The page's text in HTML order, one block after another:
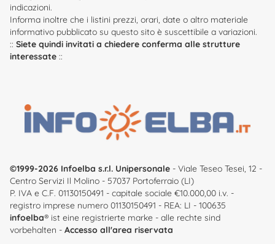
indicazioni.
Informa inoltre che i listini prezzi, orari, date o altro materiale
informativo pubblicato su questo sito è suscettibile a variazioni.
:: Siete quindi invitati a chiedere conferma alle strutture
interessate ::
©1999-2026 Infoelba s.r.l. Unipersonale - Viale Teseo Tesei, 12 -
Centro Servizi Il Molino - 57037 Portoferraio (LI)
P. IVA e C.F. 01130150491 - capitale sociale €10.000,00 i.v. -
registro imprese numero 01130150491 - REA: LI - 100635
infoelba® ist eine registrierte marke - alle rechte sind
vorbehalten - Accesso all'area riservata